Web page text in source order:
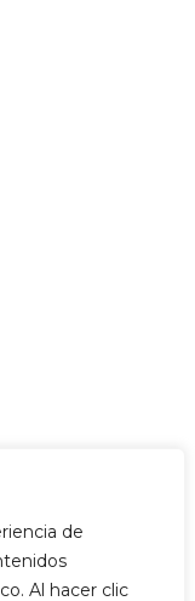
de
Al hacer clic